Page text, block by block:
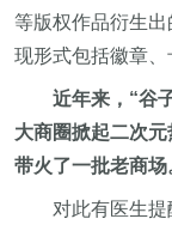
等版权作品衍生
现形式包括徽章、
近年来，“谷
大商圈掀起二次元
带火了一批老商场
对此有医生